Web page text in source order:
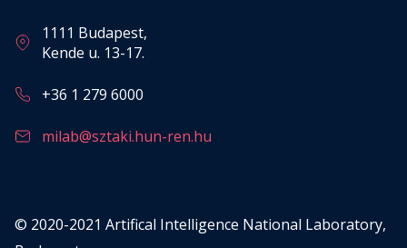
1111 Budapest,
Kende u. 13-17.
+36 1 279 6000
milab@sztaki.hun-ren.hu
© 2020-2021 Artifical Intelligence National Laboratory,